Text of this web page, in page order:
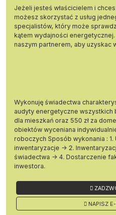
Stylowe wnętrza: Wykończone w
jakości materiałów, w tym kamienia
Nowoczesne technologie: Panele
ogrzewanie podłogowe na parterze
przychodnia, a w przyszłości szkoła
Nowa infrastruktura:
rekreacyjna dla dzieci. Idealny dom
komfort i bliskość natury, a
Interesuje Cię zakup tego
Cena: 1 200 000zł
nr oferty: 435/10630/OMS
Jeżeli jesteś właścicielem i
możesz skorzystać z usług
specjalistów, który może
kątem wydajności
naszym partnerem, aby uzyskac
Wykonuję świadectwa
audyty energetyczne wszystkich
dla mieszkań oraz 550 zł za
obiektów wyceniana
roboczych Sposób wykonania : 1.
inwentaryzacje -> 2.
świadectwa -> 4. Dostarczenie
inwestora.
NAPISZ